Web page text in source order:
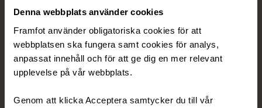
Denna webbplats använder cookies
Framfot använder obligatoriska cookies för att
webbplatsen ska fungera samt cookies för analys,
anpassat innehåll och för att ge dig en mer relevant
upplevelse på vår webbplats.
Genom att klicka Acceptera samtycker du till vår
Boka Minikurs: Konsten att ge
feedback